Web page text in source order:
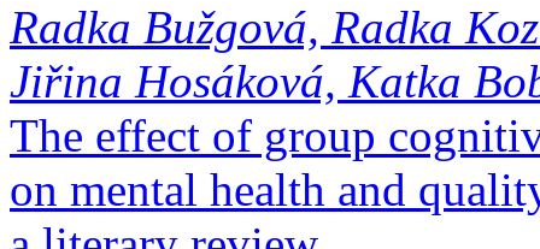
Radka Bužgová, Radka
Jiřina Hosáková, Katka
The effect of group
on mental health and